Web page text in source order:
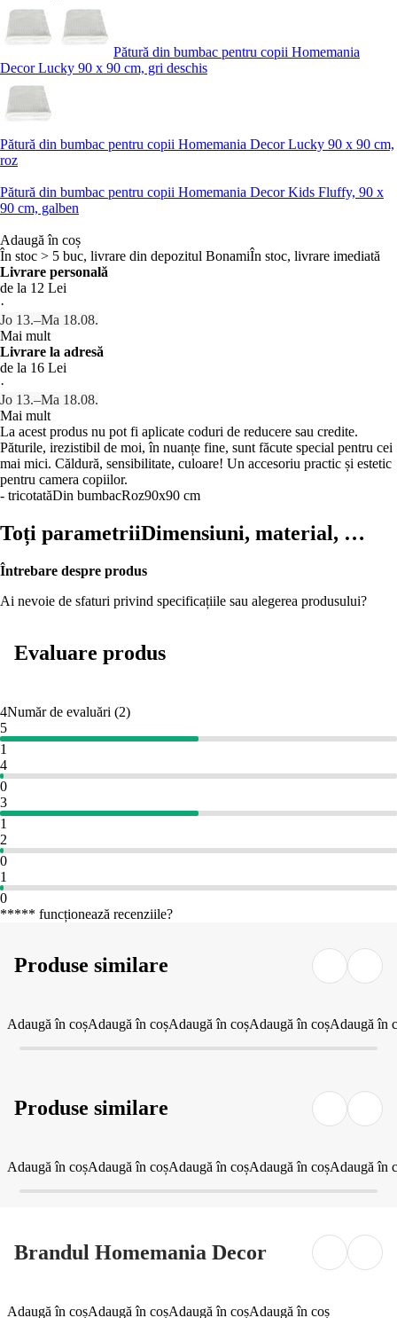
Pătură din bumbac pentru copii Homemania
Decor Lucky 90 x 90 cm, gri deschis
Pătură din bumbac pentru copii Homemania Decor Lucky 90 x 90 cm,
roz
Pătură din bumbac pentru copii Homemania Decor Kids Fluffy, 90 x
90 cm, galben
Adaugă în coș
În stoc > 5 buc, livrare din depozitul BonamiÎn stoc, livrare imediată
Livrare personală
de la 12 Lei
·
Jo 13.–Ma 18.08.
Mai mult
Livrare la adresă
de la 16 Lei
·
Jo 13.–Ma 18.08.
Mai mult
La acest produs nu pot fi aplicate coduri de reducere sau credite.
Păturile, irezistibil de moi, în nuanțe fine, sunt făcute special pentru cei
mai mici. Căldură, sensibilitate, culoare! Un accesoriu practic și estetic
pentru camera copiilor.
- tricotatăDin bumbacRoz90x90 cm
Toți parametriiDimensiuni, material, …
Întrebare despre produs
Ai nevoie de sfaturi privind specificațiile sau alegerea produsului?
Evaluare produs
4Număr de evaluări (2)
5
1
4
0
3
1
2
0
1
0
***** funcționează recenziile?
Produse similare
Adaugă în coșAdaugă în coșAdaugă în coșAdaugă în coșAdaugă în
Produse similare
Adaugă în coșAdaugă în coșAdaugă în coșAdaugă în coșAdaugă în
Brandul Homemania Decor
Adaugă în coșAdaugă în coșAdaugă în coșAdaugă în coș